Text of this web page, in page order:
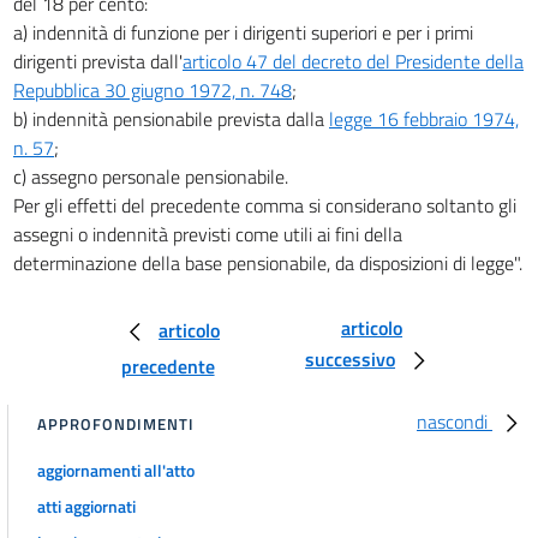
20
Titolo II
PERSONALE DELL'AZIENDA AUTONOMA DELLE FERROVIE DELLO STATO
21
23
24
CAPO V
PENSIONI DEGLI ISTITUTI DI PREVIDENZA
27
28
29
a) indennità di funzione per i dirigenti superiori e per i primi
dirigenti prevista dall'articolo 47 del decreto del Presidente della
Repubblica 30 giugno 1972, n. 748;
b) indennità pensionabile prevista dalla legge 16 febbraio 1974,
n. 57;
c) assegno personale pensionabile.
Per gli effetti del precedente comma si considerano soltanto gli
assegni o indennità previsti come utili ai fini della
determinazione della base pensionabile, da disposizioni di legge".
articolo
precedente
articolo
successivo
nascondi
APPROFONDIMENTI
aggiornamenti all'atto
atti aggiornati